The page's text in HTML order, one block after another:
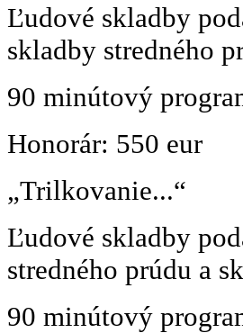
Ľudové skladby
skladby stredného
90 minútový
Honorár: 550 eur
„Trilkovanie...“
Ľudové skladby
stredného prúdu a
90 minútový